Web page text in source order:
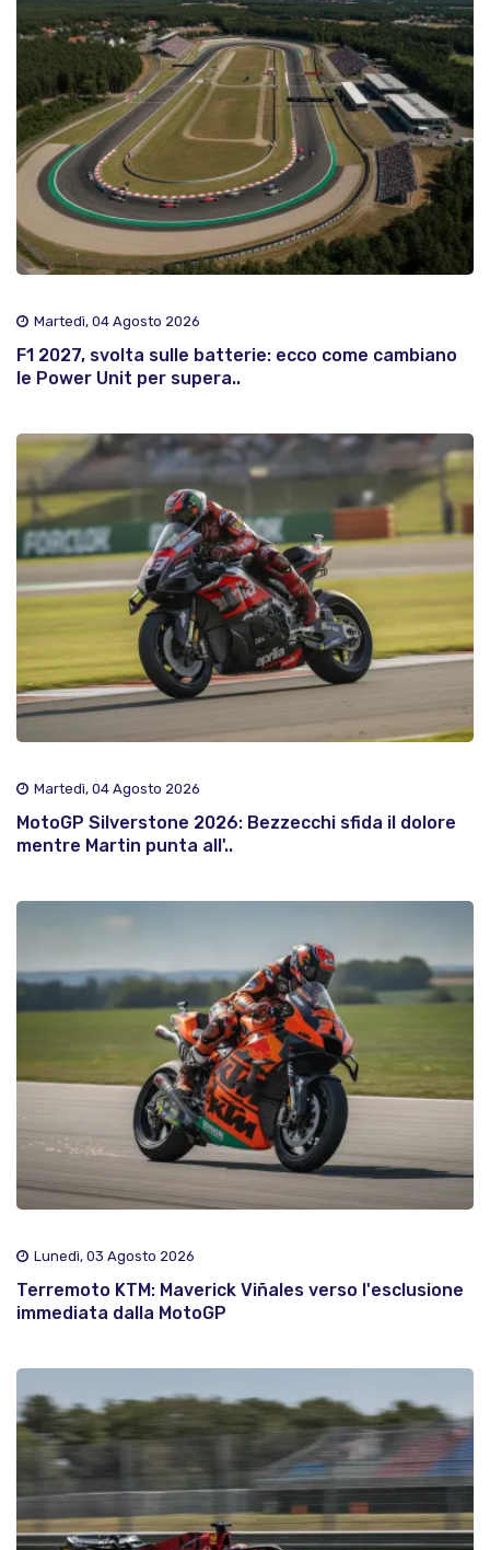
Martedì, 04 Agosto 2026
F1 2027, svolta sulle batterie: ecco come cambiano
le Power Unit per supera..
Martedì, 04 Agosto 2026
MotoGP Silverstone 2026: Bezzecchi sfida il dolore
mentre Martin punta all'..
Lunedì, 03 Agosto 2026
Terremoto KTM: Maverick Viñales verso l'esclusione
immediata dalla MotoGP